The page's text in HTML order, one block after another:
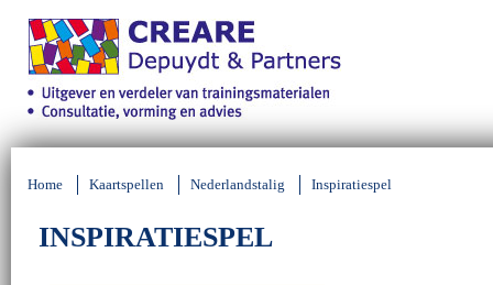
Home Kaartspellen Nederlandstalig Inspiratiespel
INSPIRATIESPEL